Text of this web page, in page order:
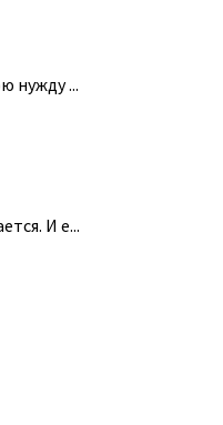
нужду ...
И е...